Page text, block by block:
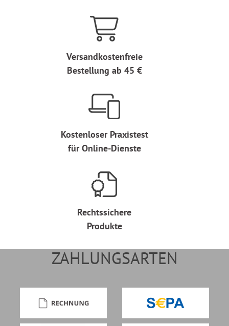
Versandkostenfreie
Bestellung ab 45 €
Kostenloser Praxistest
für Online-Dienste
Rechtssichere
Produkte
ZAHLUNGSARTEN